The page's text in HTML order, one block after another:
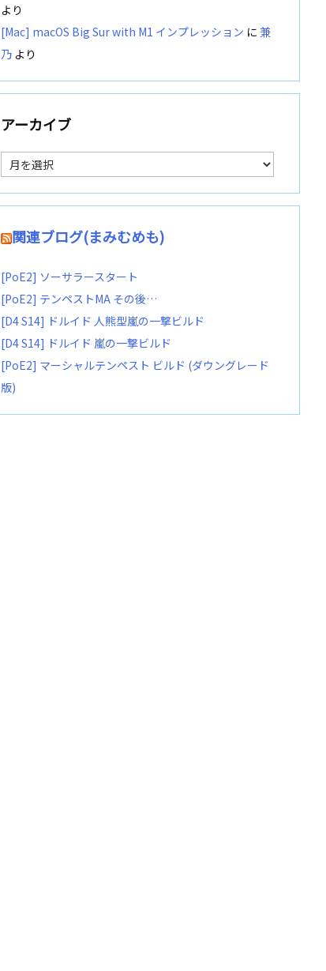
より
[Mac] macOS Big Sur with M1 インプレッション に 兼
乃 より
アーカイブ
ア
ー
カ
イ
関連ブログ(まみむめも)
[PoE2] ソーサラースタート
[PoE2] テンペストMA その後…
[D4 S14] ドルイド 人熊型嵐の一撃ビルド
[D4 S14] ドルイド 嵐の一撃ビルド
[PoE2] マーシャルテンペスト ビルド (ダウングレード
版)